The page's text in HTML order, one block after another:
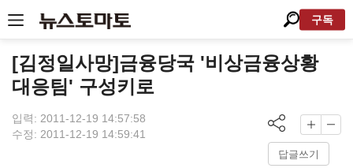
구독
[김정일사망]금융당국 '비상금융상황
대응팀' 구성키로
입력: 2011-12-19 14:57:58
수정: 2011-12-19 14:59:41
답글쓰기